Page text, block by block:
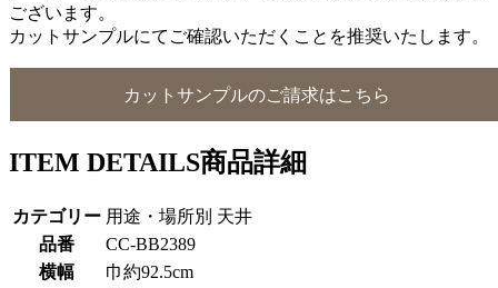
ございます。
カットサンプルにてご確認いただくことを推奨いたします。
カットサンプルのご請求はこちら
ITEM DETAILS商品詳細
カテゴリー 用途・場所別 天井
品番
CC-BB2389
横幅
巾約92.5cm